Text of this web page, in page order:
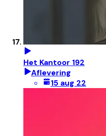
Het Kantoor 192
Aflevering
15 aug 22